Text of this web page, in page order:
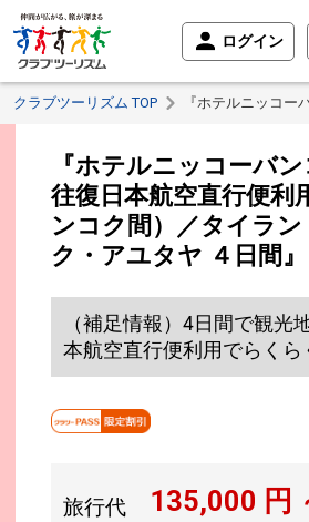
ログイン
クラブツーリズム TOP 『ホテルニッコ
『ホテルニッコーバ
往復日本航空直行便利
ンコク間）／タイラン
ク・アユタヤ ４日間』
（補足情報）4日間で観光
本航空直行便利用でらくら
旅行代
135,000 円